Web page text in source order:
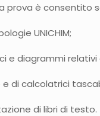
prova è consentito
UNICHIM;
e diagrammi
di calcolatrici
di libri di testo.